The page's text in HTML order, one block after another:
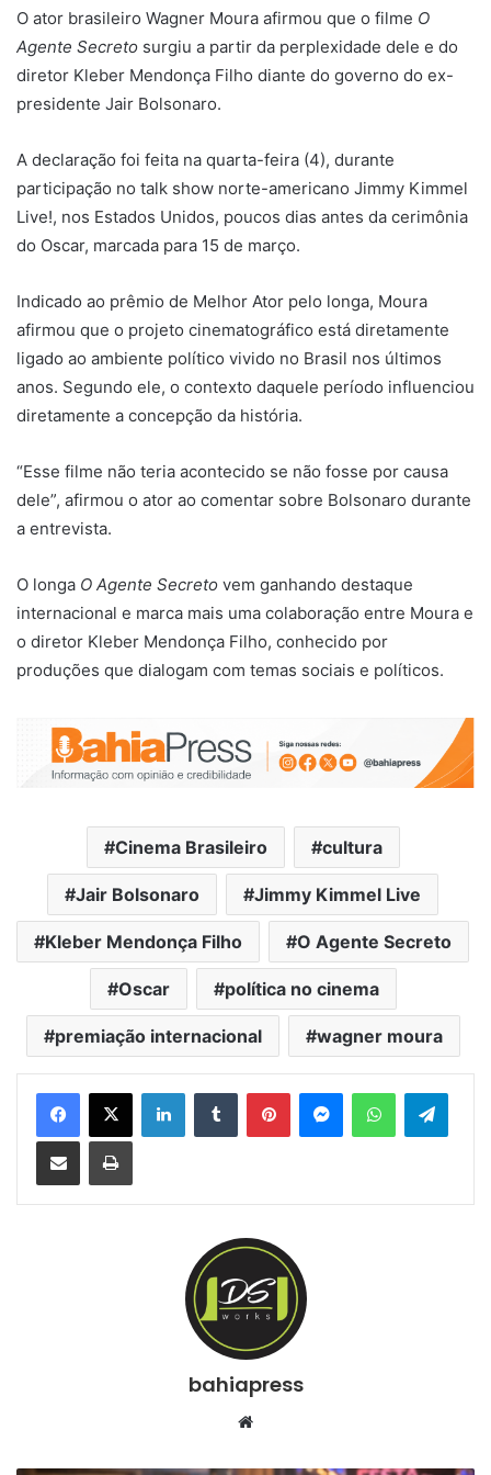
O ator brasileiro Wagner Moura afirmou que o filme O
Agente Secreto surgiu a partir da perplexidade dele e do
diretor Kleber Mendonça Filho diante do governo do ex-
presidente Jair Bolsonaro.
A declaração foi feita na quarta-feira (4), durante
participação no talk show norte-americano Jimmy Kimmel
Live!, nos Estados Unidos, poucos dias antes da cerimônia
do Oscar, marcada para 15 de março.
Indicado ao prêmio de Melhor Ator pelo longa, Moura
afirmou que o projeto cinematográfico está diretamente
ligado ao ambiente político vivido no Brasil nos últimos
anos. Segundo ele, o contexto daquele período influenciou
diretamente a concepção da história.
“Esse filme não teria acontecido se não fosse por causa
dele”, afirmou o ator ao comentar sobre Bolsonaro durante
a entrevista.
O longa O Agente Secreto vem ganhando destaque
internacional e marca mais uma colaboração entre Moura e
o diretor Kleber Mendonça Filho, conhecido por
produções que dialogam com temas sociais e políticos.
Cinema Brasileiro cultura
Jair Bolsonaro Jimmy Kimmel Live
Kleber Mendonça Filho O Agente Secreto
Oscar política no cinema
premiação internacional wagner moura
bahiapress